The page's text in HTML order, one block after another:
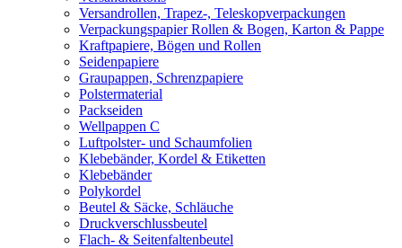
Versandrollen, Trapez-, Teleskopverpackungen
Verpackungspapier Rollen & Bogen, Karton & Pappe
Kraftpapiere, Bögen und Rollen
Seidenpapiere
Graupappen, Schrenzpapiere
Polstermaterial
Packseiden
Wellpappen C
Luftpolster- und Schaumfolien
Klebebänder, Kordel & Etiketten
Klebebänder
Polykordel
Beutel & Säcke, Schläuche
Druckverschlussbeutel
Flach- & Seitenfaltenbeutel